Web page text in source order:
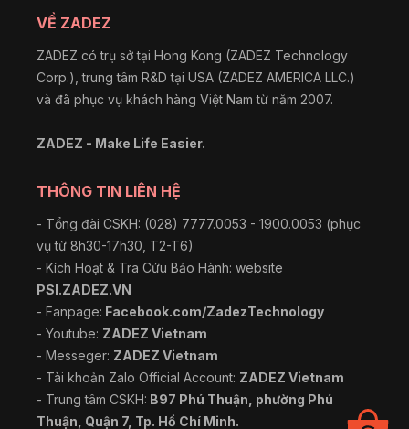
VỀ ZADEZ
ZADEZ có trụ sở tại Hong Kong (ZADEZ Technology
Corp.), trung tâm R&D tại USA (ZADEZ AMERICA LLC.)
và đã phục vụ khách hàng Việt Nam từ năm 2007.
ZADEZ - Make Life Easier.
THÔNG TIN LIÊN HỆ
- Tổng đài CSKH: (028) 7777.0053 - 1900.0053 (phục
vụ từ 8h30-17h30, T2-T6)
- Kích Hoạt & Tra Cứu Bảo Hành: website
PSI.ZADEZ.VN
- Fanpage: Facebook.com/ZadezTechnology
- Youtube: ZADEZ Vietnam
- Messeger: ZADEZ Vietnam
- Tài khoản Zalo Official Account: ZADEZ Vietnam
- Trung tâm CSKH: B97 Phú Thuận, phường Phú
Thuận, Quận 7, Tp. Hồ Chí Minh.